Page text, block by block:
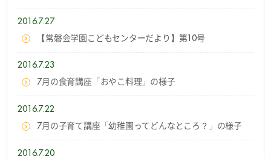
2016.7.27
【常磐会学園こどもセンターだより】第10号
2016.7.23
7月の食育講座「おやこ料理」の様子
2016.7.22
7月の子育て講座「幼稚園ってどんなところ？」の様子
2016.7.20